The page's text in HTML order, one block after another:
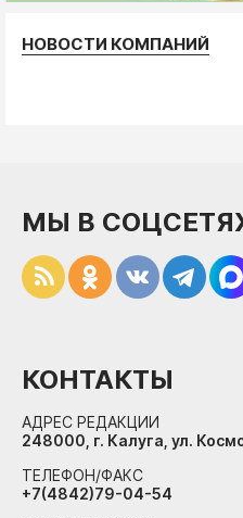
НОВОСТИ КОМПАНИЙ
МЫ В
КОНТАКТЫ
АДРЕС РЕДАКЦИИ
248000, г. Калуга, ул.
ТЕЛЕФОН/ФАКС
+7(4842)79-04-54